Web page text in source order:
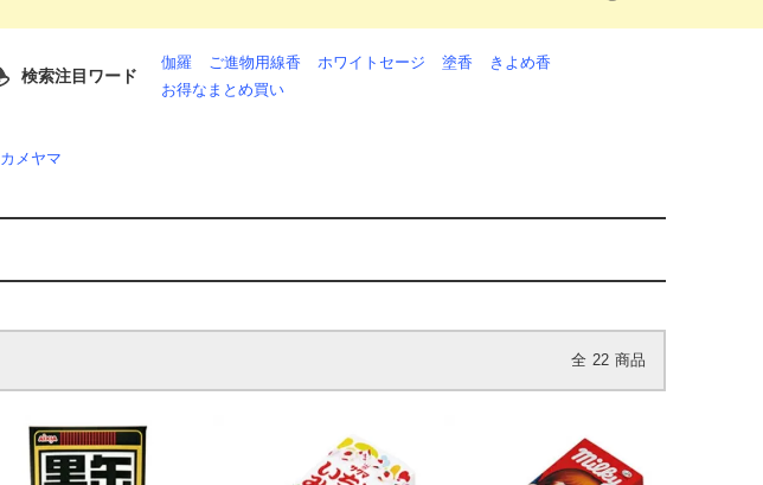
検索注目ワード
伽羅 ご進物用線香 ホワイトセージ 塗香
きよめ香
お得なまとめ買い
カメヤマ
全 22 商品